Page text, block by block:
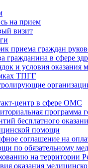
на прием
визит
приема граждан
гражданина в сфере
и условия оказания
ТПГГ
центр в сфере ОМС
программа
бесплатного
помощи
соглашение на
по обязательному
на территории
оказания